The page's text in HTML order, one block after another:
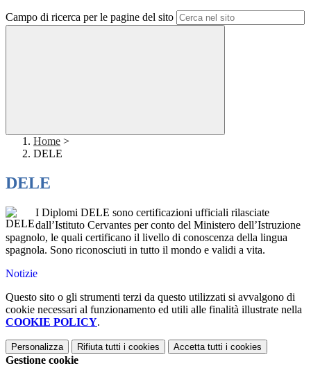
Campo di ricerca per le pagine del sito
Home >
DELE
DELE
I Diplomi DELE sono certificazioni ufficiali rilasciate
dall’Istituto Cervantes per conto del Ministero dell’Istruzione
spagnolo, le quali certificano il livello di conoscenza della lingua
spagnola. Sono riconosciuti in tutto il mondo e validi a vita.
Notizie
Questo sito o gli strumenti terzi da questo utilizzati si avvalgono di
cookie necessari al funzionamento ed utili alle finalità illustrate nella
COOKIE POLICY.
Personalizza Rifiuta tutti i cookies Accetta tutti i cookies
Gestione cookie